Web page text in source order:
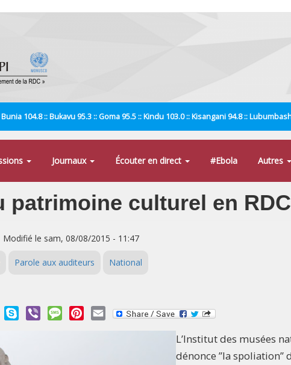
104.8 :: Bukavu 95.3 :: Goma 95.5 :: Kindu 103.0 :: Kisangani 94.8 ::
Journaux Écouter en direct #Ebola Autres
patrimoine culturel en RDC
le sam, 08/08/2015 - 11:47
Parole aux auditeurs National
WhatsApp
Skype Viber MessagePinterest
Email
L’Institut des musées
dénonce ”la spoliation”